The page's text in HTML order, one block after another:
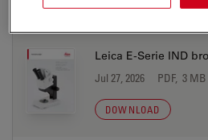
DOWNLOAD
Leica E-Serie IND
Jul 27, 2026 PDF, 3 MB
DOWNLOAD